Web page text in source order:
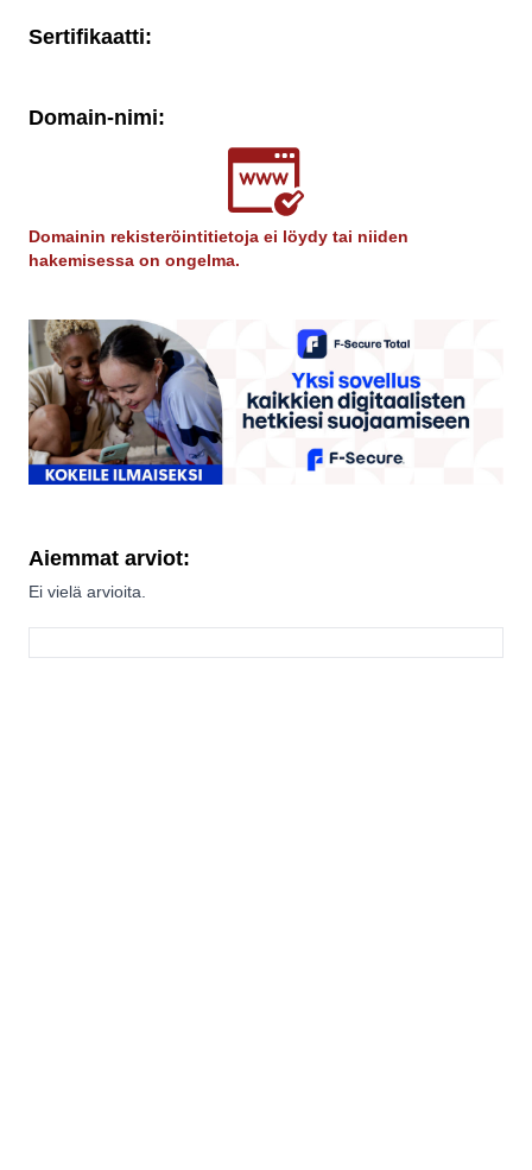
Sertifikaatti:
Domain-nimi:
Domainin rekisteröintitietoja ei löydy tai niiden
hakemisessa on ongelma.
Aiemmat arviot:
Ei vielä arvioita.